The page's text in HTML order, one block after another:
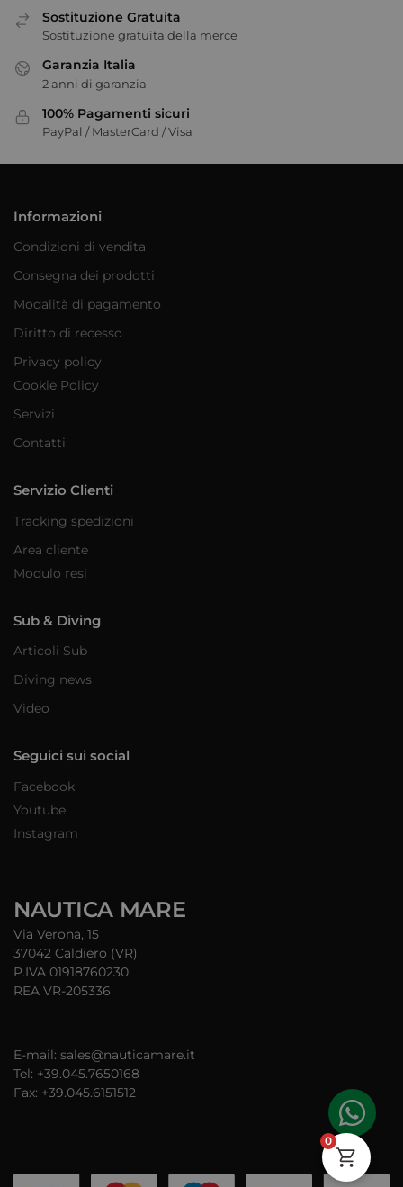
Sostituzione Gratuita
Sostituzione gratuita della merce
Garanzia Italia
2 anni di garanzia
100% Pagamenti sicuri
PayPal / MasterCard / Visa
Informazioni
Condizioni di vendita
Consegna dei prodotti
Modalità di pagamento
Diritto di recesso
Privacy policy
Cookie Policy
Servizi
Contatti
Servizio Clienti
Tracking spedizioni
Area cliente
Modulo resi
Sub & Diving
Articoli Sub
Diving news
Video
Seguici sui social
Facebook
Youtube
Instagram
NAUTICA MARE
Via Verona, 15
37042 Caldiero (VR)
P.IVA 01918760230
REA VR-205336
E-mail: sales@nauticamare.it
Tel: +39.045.7650168
Fax: +39.045.6151512
0